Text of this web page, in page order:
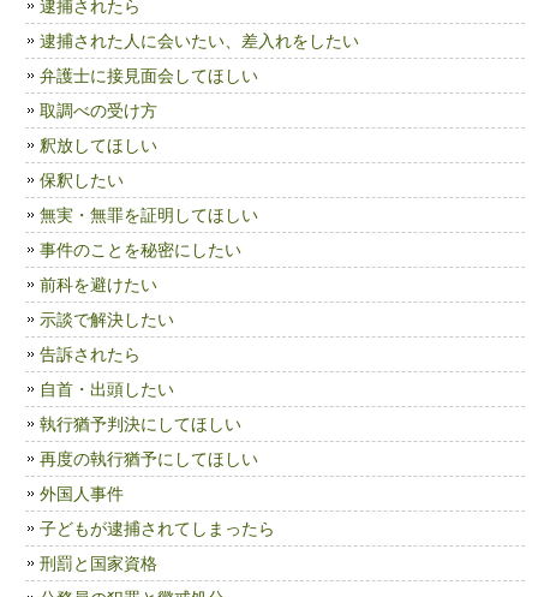
逮捕されたら
逮捕された人に会いたい、差入れをしたい
弁護士に接見面会してほしい
取調べの受け方
釈放してほしい
保釈したい
無実・無罪を証明してほしい
事件のことを秘密にしたい
前科を避けたい
示談で解決したい
告訴されたら
自首・出頭したい
執行猶予判決にしてほしい
再度の執行猶予にしてほしい
外国人事件
子どもが逮捕されてしまったら
刑罰と国家資格